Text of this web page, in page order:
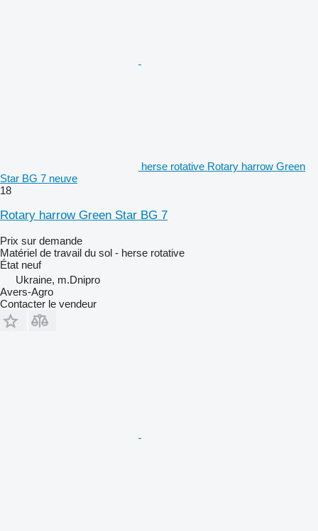
herse rotative Rotary harrow Green
Star BG 7 neuve
18
Rotary harrow Green Star BG 7
Prix sur demande
Matériel de travail du sol - herse rotative
État neuf
Ukraine, m.Dnipro
Avers-Agro
Contacter le vendeur